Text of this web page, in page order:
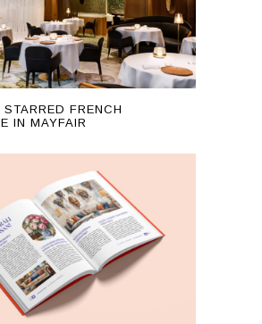
FRENCH
IN MAYFAIR